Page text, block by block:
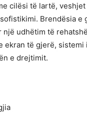
cilësi të lartë,
Brendësia
një udhëtim të
ekran të gjerë,
e drejtimit.